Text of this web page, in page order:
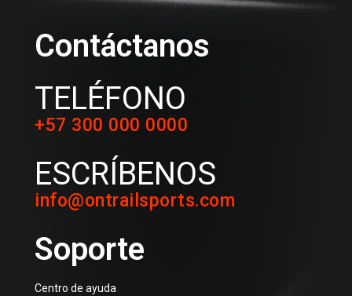
Contáctanos
TELÉFONO
+57 300 000 0000
ESCRÍBENOS
info@ontrailsports.com
Soporte
Centro de ayuda